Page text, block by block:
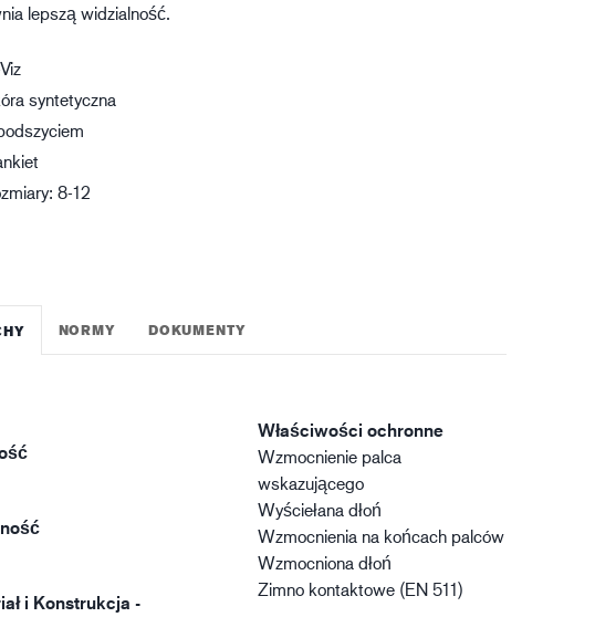
Logistyka
lepszą widzialność.
syntetyczna
8-12
NORMY DOKUMENTY
i Konstrukcja -
Właściwości ochronne
Wzmocnienie palca
wskazującego
Wyściełana dłoń
Wzmocnienia na końcach palców
Wzmocniona dłoń
Zimno kontaktowe (EN 511)